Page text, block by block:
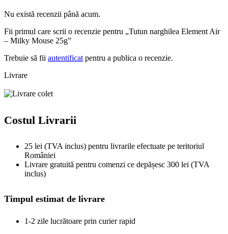
Nu există recenzii până acum.
Fii primul care scrii o recenzie pentru „Tutun narghilea Element Air
– Milky Mouse 25g”
Trebuie să fii autentificat pentru a publica o recenzie.
Livrare
Costul Livrarii
25 lei (TVA inclus) pentru livrarile efectuate pe teritoriul
României
Livrare gratuită pentru comenzi ce depășesc 300 lei (TVA
inclus)
Timpul estimat de livrare
1-2 zile lucrătoare prin curier rapid